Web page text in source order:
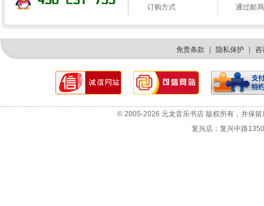
订购方式
通过邮
网站故障报告
选机咨询
投诉与建议
免责条款 隐私保护 咨
© 2005-2026 元龙音乐书店 版权所有，并保留
复兴店：复兴中路